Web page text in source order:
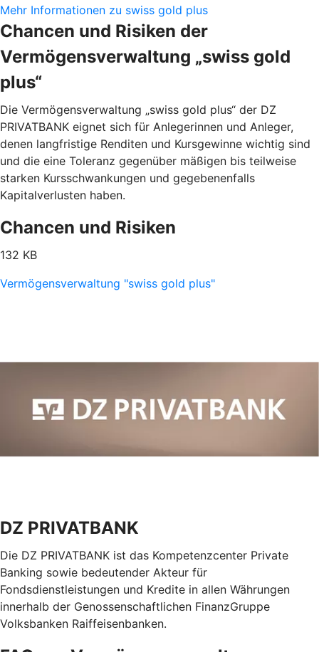
Mehr Informationen zu swiss gold plus
Chancen und Risiken der
Vermögensverwaltung „swiss gold
plus“
Die Vermögensverwaltung „swiss gold plus“ der DZ
PRIVATBANK eignet sich für Anlegerinnen und Anleger,
denen langfristige Renditen und Kursgewinne wichtig sind
und die eine Toleranz gegenüber mäßigen bis teilweise
starken Kursschwankungen und gegebenenfalls
Kapitalverlusten haben.
Chancen und Risiken
132 KB
Vermögensverwaltung "swiss gold plus"
DZ PRIVATBANK
Die DZ PRIVATBANK ist das Kompetenzcenter Private
Banking sowie bedeutender Akteur für
Fondsdienstleistungen und Kredite in allen Währungen
innerhalb der Genossenschaftlichen FinanzGruppe
Volksbanken Raiffeisenbanken.